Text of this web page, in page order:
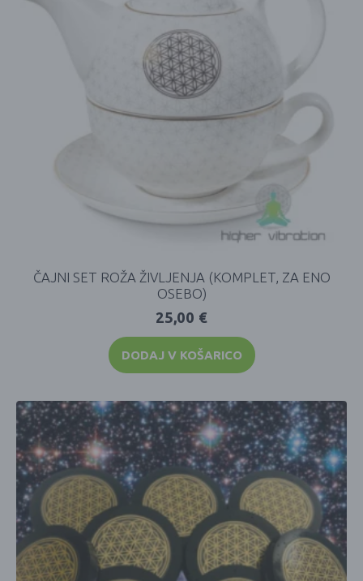
ČAJNI SET ROŽA ŽIVLJENJA (KOMPLET, ZA ENO
OSEBO)
25,00 €
DODAJ V KOŠARICO